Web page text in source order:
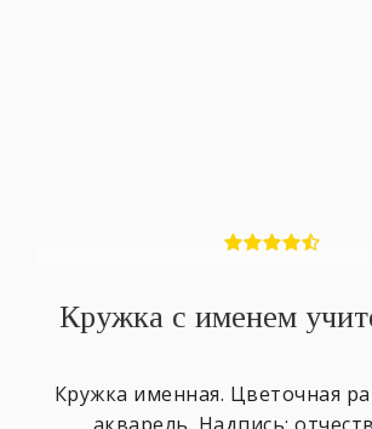
Кружка с именем
Кружка именная. Цветочная
акварель. Надпись: